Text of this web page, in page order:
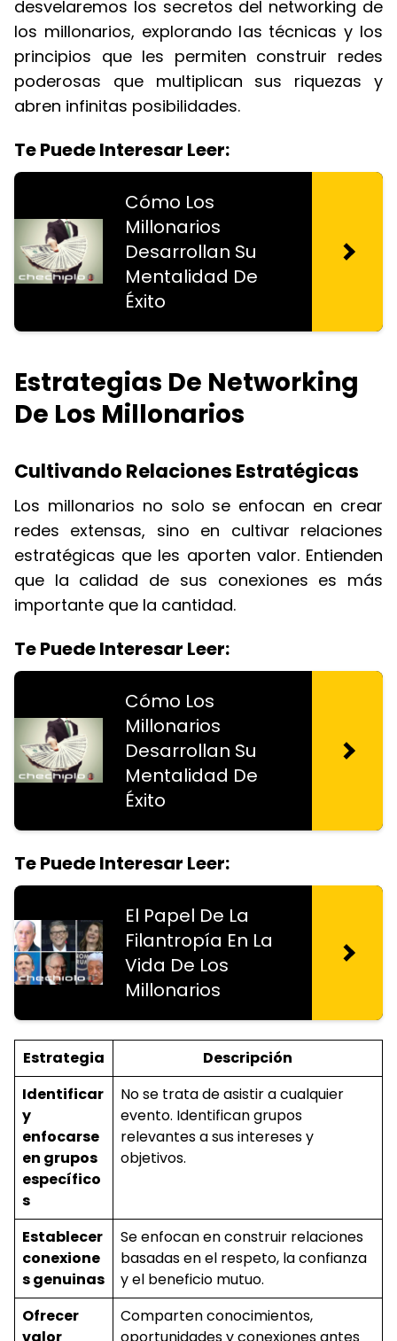
desvelaremos los secretos del networking de
los millonarios, explorando las técnicas y los
principios que les permiten construir redes
poderosas que multiplican sus riquezas y
abren infinitas posibilidades.
Te Puede Interesar Leer:
Cómo Los
Millonarios
Desarrollan Su
Mentalidad De
Éxito
Estrategias De Networking
De Los Millonarios
Cultivando Relaciones Estratégicas
Los millonarios no solo se enfocan en crear
redes extensas, sino en cultivar relaciones
estratégicas que les aporten valor. Entienden
que la calidad de sus conexiones es más
importante que la cantidad.
Te Puede Interesar Leer:
Cómo Los
Millonarios
Desarrollan Su
Mentalidad De
Éxito
Te Puede Interesar Leer:
El Papel De La
Filantropía En La
Vida De Los
Millonarios
Estrategia
Descripción
Identificar
y
enfocarse
en grupos
específico
s
No se trata de asistir a cualquier
evento. Identifican grupos
relevantes a sus intereses y
objetivos.
Establecer
conexione
s genuinas
Se enfocan en construir relaciones
basadas en el respeto, la confianza
y el beneficio mutuo.
Ofrecer
valor
Comparten conocimientos,
oportunidades y conexiones antes